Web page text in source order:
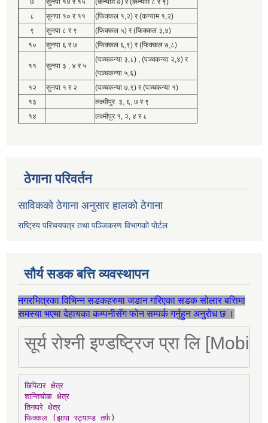
७ सुनपा १४ र १५
(कन्याम ७) र (कन्याम ८ र ९)
८
सुनपा १० र ११
(फिक्कल १,२) र (कन्याम १,२)
९
सुनपा ८ र ९
(फिक्कल ५) र (फिक्कल ३,४)
१०
सुनपा ६ र ७ (फिक्कल ६,९) र (फिक्कल ७,८)
११ सुनपा ३ , ४ र ५
(पञ्चकन्या ३,८) , (पञ्चकन्या २,४) र
(पञ्चकन्या ५,६)
१२
सुनपा १ र २
(पञ्चकन्या ७,९) र (पञ्चकन्या १)
१३
लक्ष्मीपुर ३, ६, ७ र ९
१४
लक्ष्मीपुर १, २, ४ र ८
ठेगाना परिवर्तन
साविकको ठेगाना अनुसार हालको ठेगाना
राष्ट्रिय परिचयपत्र तथा पञ्जिकरण विभागको पोर्टल
सौर्य सडक बत्ति व्यवस्थापन
नगरभित्रका विभिन्न सडकहरुमा जडान गरिएका सडक सोलार बत्तिमा
समस्या भएमा देहायका कम्पनीसँग फोन सम्पर्क गर्नुहुन अनुरोध छ ।
सूर्य रोश्नी इण्डष्ट्रिज प्रा लि
छिपिटार क्षेत्र
शान्तिचोक क्षेत्र
तिनघरे क्षेत्र
फिक्कल (झापा स्ट्याण्ड तर्फ)